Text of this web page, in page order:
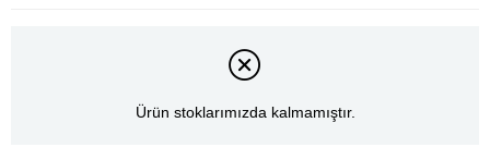
Ürün stoklarımızda kalmamıştır.